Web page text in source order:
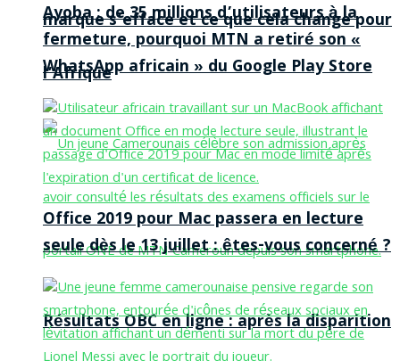
marque s’efface et ce que cela change pour
l’Afrique
Résultats OBC en ligne : après la disparition
Ayoba : de 35 millions d’utilisateurs à la
fermeture, pourquoi MTN a retiré son «
WhatsApp africain » du Google Play Store
Office 2019 pour Mac passera en lecture
seule dès le 13 juillet : êtes-vous concerné ?